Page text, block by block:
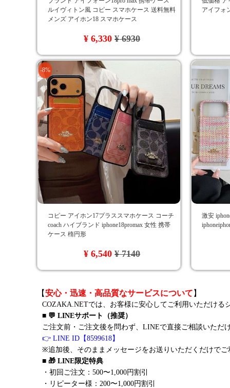
ルイヴィトン風 コピー スマホケース 送料無料
メンズ アイホン18 スマホケース
¥ 6,330¥ 6930
アイフォ
-8%
コピー アイホン17プラススマホケース コーチ
coach ハイブランド iphone18promax 女性 携帯
ケース 楕円形
¥ 6,540¥ 7140
激安
【安心・迅速・高品質なサービスについて 】
COZAKA.NETでは、お客様に安心してご利用いただける
■ 💬 LINEサポート（推奨）
ご注文前・ご注文後を問わず、LINEで直接ご相談いただ
👉 LINE ID【8599618】
※追加後、そのままメッセージをお送りいただくだけで
■ 🎁 LINE限定特典
・初回ご注文：500〜1,000円割引
・リピーター様：200〜1,000円割引